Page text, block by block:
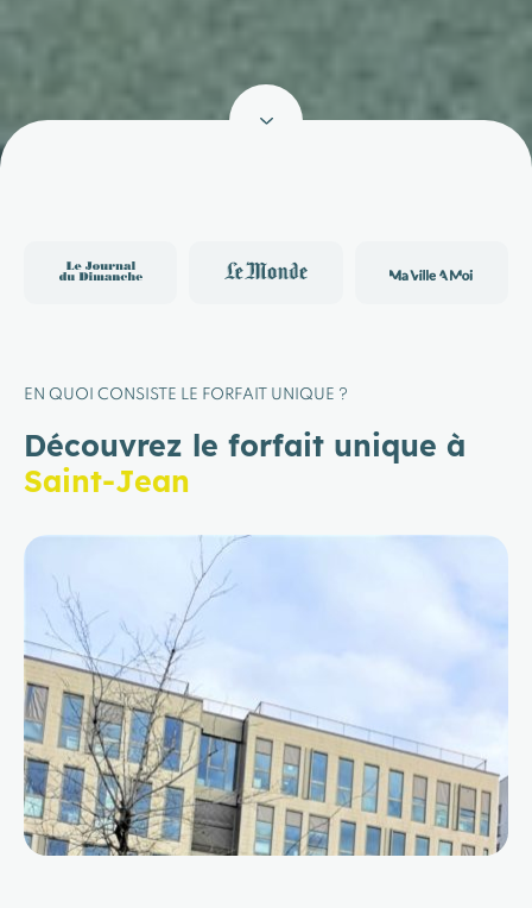
EN QUOI CONSISTE LE FORFAIT UNIQUE ?
Découvrez le forfait unique à
Saint-Jean